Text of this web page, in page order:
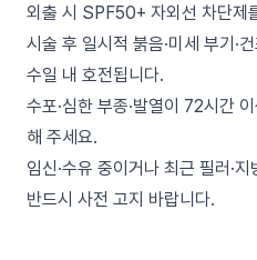
외출 시 SPF50+ 자외선 차단제
시술 후 일시적 붉음·미세 부기·
수일 내 호전됩니다.
수포·심한 부종·발열이 72시간
해 주세요.
임신·수유 중이거나 최근 필러·
반드시 사전 고지 바랍니다.